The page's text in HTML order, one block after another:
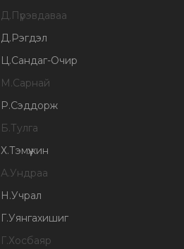
Д.Пүрэвдаваа
Д.Рэгдэл
Ц.Сандаг-Очир
М.Сарнай
Р.Сэддорж
Б.Тулга
Х.Тэмүүжин
А.Ундраа
Н.Учрал
Г.Уянгахишиг
Г.Хосбаяр